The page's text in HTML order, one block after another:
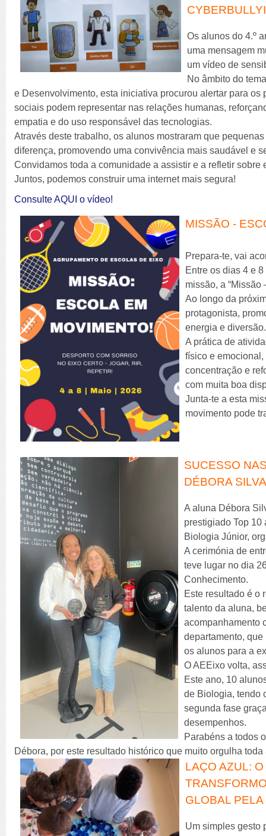
Os alunos do 4.º
uma mensagem
um vídeo de
No âmbito do
e Desenvolvimento, esta iniciativa procurou alertar para os
sociais podem representar nas relações humanas,
empatia e do uso responsável das tecnologias.
Através deste trabalho, os alunos mostraram que
diferença, promovendo uma convivência mais saudável e
Convidamos toda a comunidade a assistir e a refletir sobre
Juntos, podemos construir uma internet mais segura!
Consulte AQUI o vídeo!
MISSÃO -
Prepara-te, vai
Entre os dias 4 e
missão, a
Ao longo da
protagonista,
energia e diversão.
A prática de
físico e
concentração e
com muita boa
Junta-te a esta
movimento pode
SUCESSO
DÉBORA
A aluna Débora
prestigiado Top
Biologia Júnior,
A cerimónia de
teve lugar no dia
Conhecimento.
Este resultado é o
talento da aluna,
acompanhamento
departamento,
os alunos para a
O AEEixo volta,
Este ano, 10
de Biologia, tendo
segunda fase
desempenhos.
Parabéns a todos
Débora, por este resultado histórico que muito orgulha
LAÇO AZUL:
GLOBAL
Um simples gesto